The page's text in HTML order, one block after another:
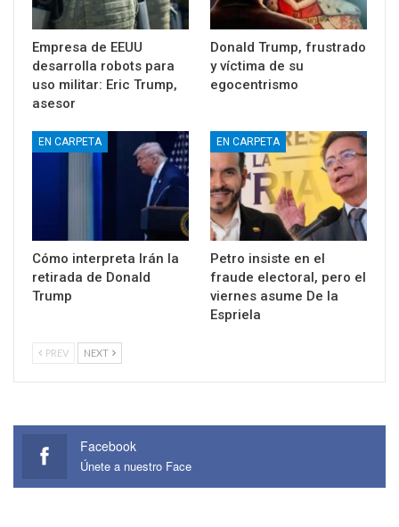
Empresa de EEUU
desarrolla robots para
uso militar: Eric Trump,
asesor
Donald Trump, frustrado
y víctima de su
egocentrismo
EN CARPETA
Cómo interpreta Irán la
retirada de Donald
Trump
EN CARPETA
Petro insiste en el
fraude electoral, pero el
viernes asume De la
Espriela
PREV NEXT
Facebook
Únete a nuestro Face